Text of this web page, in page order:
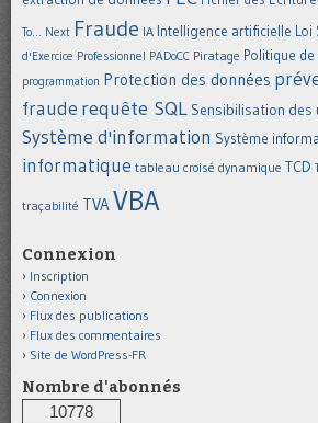
To... Next Fraude IA Intelligence artificielle Loi
d'Exercice Professionnel PADoCC Piratage Politique
programmation Protection des données
fraude requête SQL Sensibilisation des
Système d'information Système
informatique tableau croisé dynamique TCD
traçabilité TVAVBA
Connexion
Inscription
Connexion
Flux des publications
Flux des commentaires
Site de WordPress-FR
Nombre d'abonnés
10778